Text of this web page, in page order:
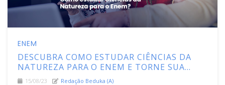
ENEM
DESCUBRA COMO ESTUDAR CIÊNCIAS DA
NATUREZA PARA O ENEM E TORNE SUA
VIDA MAIS INTERESSANTE!
15/08/23 Redação Beduka (a)